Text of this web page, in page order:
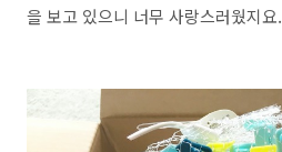
을 보고 있으니 너무 사랑스러웠지요.